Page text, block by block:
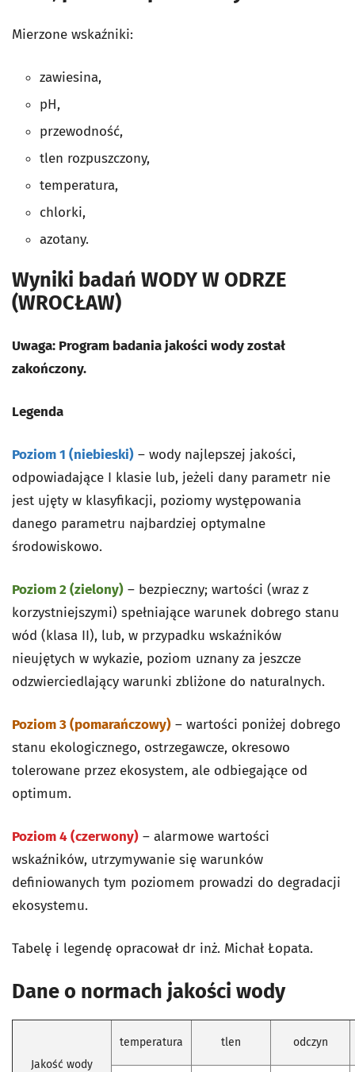
Mierzone wskaźniki:
zawiesina,
pH,
przewodność,
tlen rozpuszczony,
temperatura,
chlorki,
azotany.
Wyniki badań WODY W ODRZE
(WROCŁAW)
Uwaga: Program badania jakości wody został
zakończony.
Legenda
Poziom 1 (niebieski) – wody najlepszej jakości,
odpowiadające I klasie lub, jeżeli dany parametr nie
jest ujęty w klasyfikacji, poziomy występowania
danego parametru najbardziej optymalne
środowiskowo.
Poziom 2 (zielony) – bezpieczny; wartości (wraz z
korzystniejszymi) spełniające warunek dobrego stanu
wód (klasa II), lub, w przypadku wskaźników
nieujętych w wykazie, poziom uznany za jeszcze
odzwierciedlający warunki zbliżone do naturalnych.
Poziom 3 (pomarańczowy) – wartości poniżej dobrego
stanu ekologicznego, ostrzegawcze, okresowo
tolerowane przez ekosystem, ale odbiegające od
optimum.
Poziom 4 (czerwony) – alarmowe wartości
wskaźników, utrzymywanie się warunków
definiowanych tym poziomem prowadzi do degradacji
ekosystemu.
Tabelę i legendę opracował dr inż. Michał Łopata.
Dane o normach jakości wody
Jakość wody
temperatura tlen odczyn